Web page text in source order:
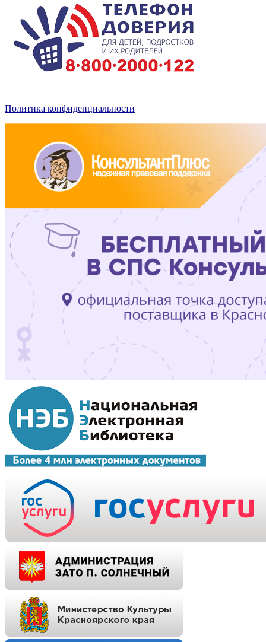
Политика конфиденциальности